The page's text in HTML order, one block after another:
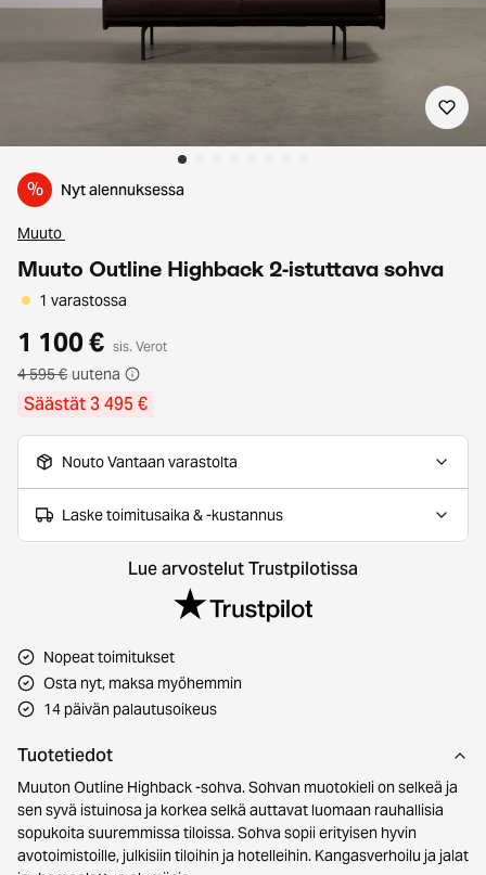
% Nyt alennuksessa
Muuto
Muuto Outline Highback 2-istuttava sohva
1 varastossa
1 100 € sis. Verot
4 595 € uutena
Säästät 3 495 €
Nouto Vantaan varastolta
Laske toimitusaika & -kustannus
Lue arvostelut Trustpilotissa
Nopeat toimitukset
Osta nyt, maksa myöhemmin
14 päivän palautusoikeus
Tuotetiedot
Muuton Outline Highback -sohva. Sohvan muotokieli on selkeä ja
sen syvä istuinosa ja korkea selkä auttavat luomaan rauhallisia
sopukoita suuremmissa tiloissa. Sohva sopii erityisen hyvin
avotoimistoille, julkisiin tiloihin ja hotelleihin. Kangasverhoilu ja jalat